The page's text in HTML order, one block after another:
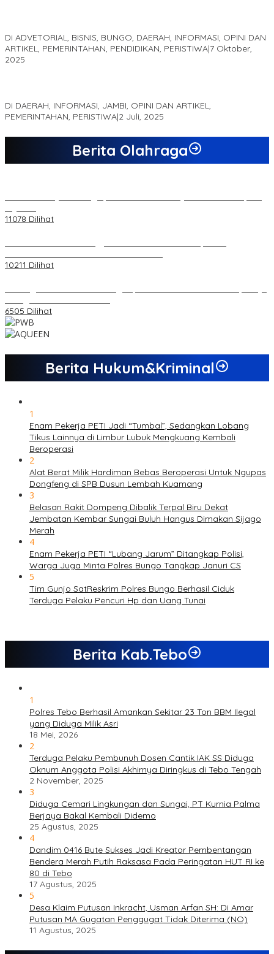
Di ADVETORIAL, BISNIS, BUNGO, DAERAH, INFORMASI, OPINI DAN
ARTIKEL, PEMERINTAHAN, PENDIDIKAN, PERISTIWA|7 Oktober,
2025
Di DAERAH, INFORMASI, JAMBI, OPINI DAN ARTIKEL,
PEMERINTAHAN, PERISTIWA|2 Juli, 2025
Berita Olahraga
11078 Dilihat
10211 Dilihat
6505 Dilihat
Berita Hukum&Kriminal
1
Enam Pekerja PETI Jadi “Tumbal”, Sedangkan Lobang
Tikus Lainnya di Limbur Lubuk Mengkuang Kembali
Beroperasi
2
Alat Berat Milik Hardiman Bebas Beroperasi Untuk Ngupas
Dongfeng di SPB Dusun Lembah Kuamang
3
Belasan Rakit Dompeng Dibalik Terpal Biru Dekat
Jembatan Kembar Sungai Buluh Hangus Dimakan Sijago
Merah
4
Enam Pekerja PETI “Lubang Jarum” Ditangkap Polisi,
Warga Juga Minta Polres Bungo Tangkap Januri CS
5
Tim Gunjo SatReskrim Polres Bungo Berhasil Ciduk
Terduga Pelaku Pencuri Hp dan Uang Tunai
Berita Kab.Tebo
1
Polres Tebo Berhasil Amankan Sekitar 23 Ton BBM Ilegal
yang Diduga Milik Asri
18 Mei, 2026
2
Terduga Pelaku Pembunuh Dosen Cantik IAK SS Diduga
Oknum Anggota Polisi Akhirnya Diringkus di Tebo Tengah
2 November, 2025
3
Diduga Cemari Lingkungan dan Sungai, PT Kurnia Palma
Berjaya Bakal Kembali Didemo
25 Agustus, 2025
4
Dandim 0416 Bute Sukses Jadi Kreator Pembentangan
Bendera Merah Putih Raksasa Pada Peringatan HUT RI ke
80 di Tebo
17 Agustus, 2025
5
Desa Klaim Putusan Inkracht, Usman Arfan SH: Di Amar
Putusan MA Gugatan Penggugat Tidak Diterima (NO)
11 Agustus, 2025